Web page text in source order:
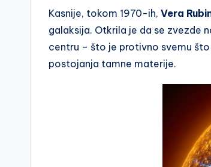
Kasnije, tokom 1970-ih, Vera
galaksija. Otkrila je da se zvezde
centru – što je protivno svemu
postojanja tamne materije.